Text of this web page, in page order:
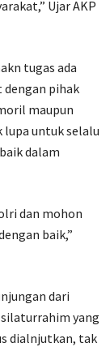
Ujar AKP
tugas ada
dengan pihak
maupun
untuk selalu
dalam
dan mohon
baik,”
dari
silaturrahim yang
dialnjutkan, tak